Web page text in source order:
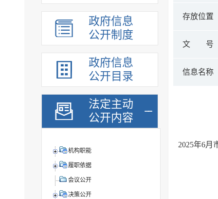
政府信息
公开制度
政府信息
公开目录
法定主动
公开内容
机构职能
履职依据
会议公开
决策公开
存放位置
文 号
信息名称
2025年6月